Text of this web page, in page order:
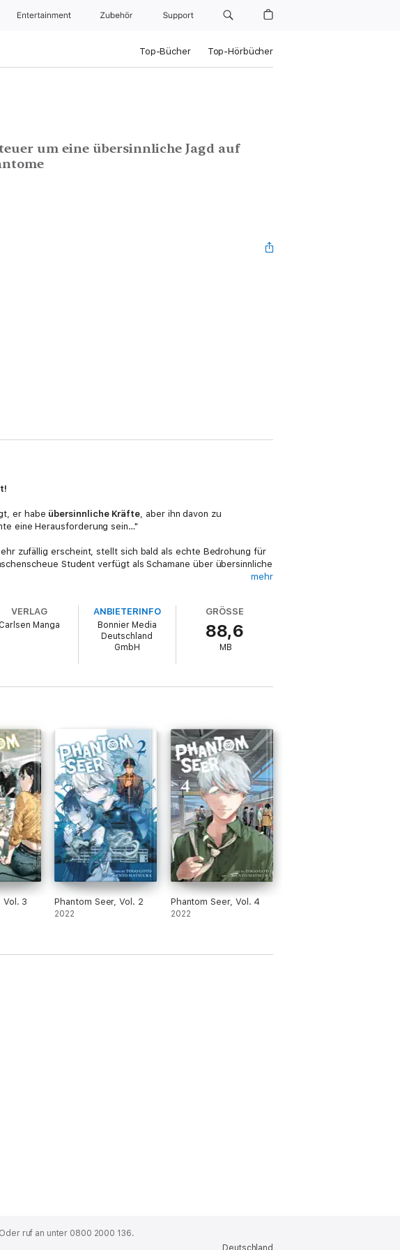
Entertainment Zubehör Support
Top-Bücher Top-Hörbücher
um eine übersinnliche Jagd auf
er habe übersinnliche Kräfte, aber ihn davon zu
eine Herausforderung sein…"
zufällig erscheint, stellt sich bald als echte Bedrohung für
Student verfügt als Schamane über übersinnliche
mehr
VERLAG
Carlsen Manga
ANBIETERINFO
Bonnier Media
Deutschland
GmbH
GRÖSSE
88,6
MB
Vol. 3 Phantom Seer, Vol. 2
2022
Phantom Seer, Vol. 4
2022
Oder ruf an unter 0800 2000 136.
Deutschland